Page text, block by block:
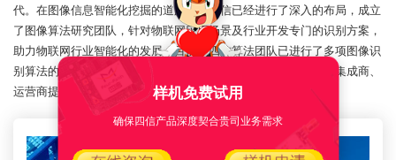
代。在图像信息智能化挖掘的道路上，四信已经进行了深入的布局，成立
了图像算法研究团队，针对物联网应用场景及行业开发专门的识别方案，
助力物联网行业智能化的发展。目前，四信算法团队已进行了多项图像识
别算法的开发，并已为政府部门、企事业单位、行业用户、系统集成商、
运营商提供高可信的AI图像识别产品及相关解决方案。
样机免费试用
确保四信产品深度契合贵司业务需求